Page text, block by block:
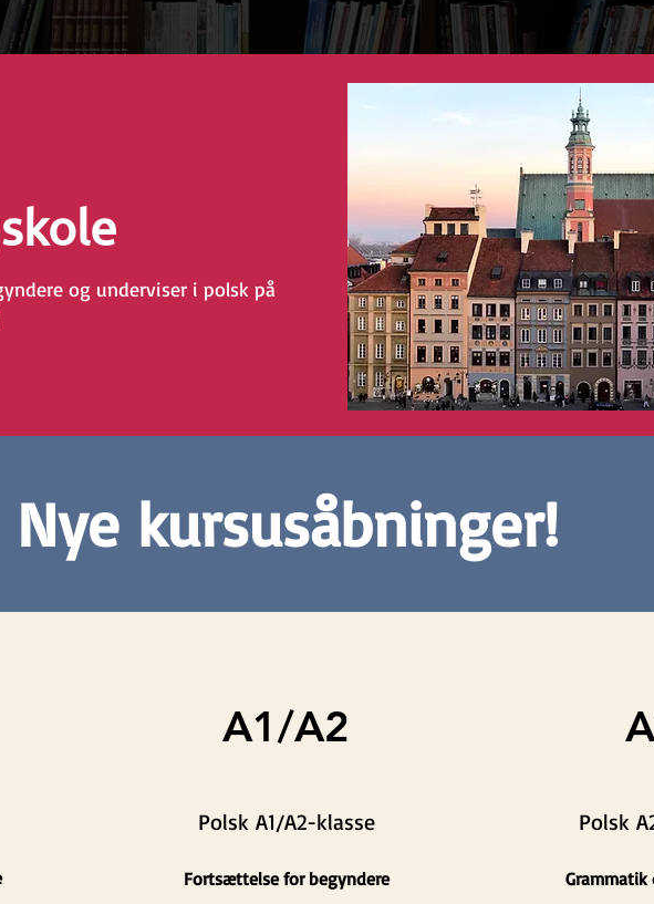
og underviser i polsk på
Nye kursusåbninger!
A1/A2
Polsk A1/A2-klasse
Fortsættelse for begyndere
Polsk
Grammatik